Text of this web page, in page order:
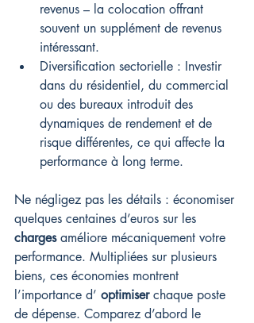
revenus – la colocation offrant
souvent un supplément de revenus
intéressant.
Diversification sectorielle : Investir
dans du résidentiel, du commercial
ou des bureaux introduit des
dynamiques de rendement et de
risque différentes, ce qui affecte la
performance à long terme.
Ne négligez pas les détails : économiser
quelques centaines d’euros sur les
charges améliore mécaniquement votre
performance. Multipliées sur plusieurs
biens, ces économies montrent
l’importance d’ optimiser chaque poste
de dépense. Comparez d’abord le